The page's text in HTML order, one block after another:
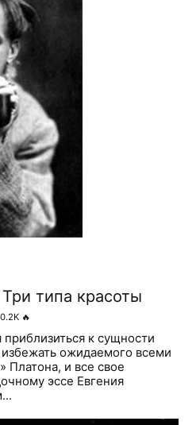
типа красоты
🔥
к сущности
ожидаемого всеми
Платона, и все свое
эссе Евгения